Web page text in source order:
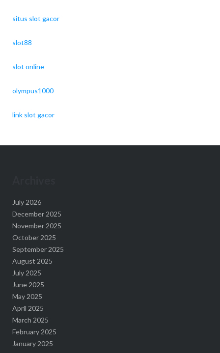
situs slot gacor
slot88
slot online
olympus1000
link slot gacor
July 2026
December 2025
November 2025
October 2025
September 2025
August 2025
July 2025
June 2025
May 2025
April 2025
March 2025
February 2025
January 2025